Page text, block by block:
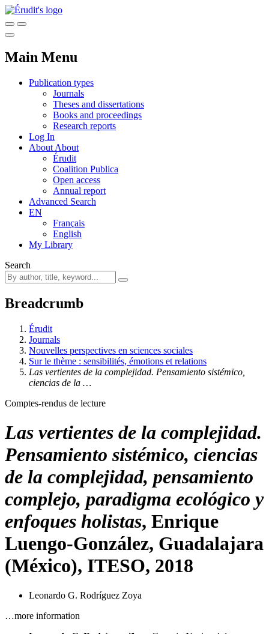
Main Menu
Publication types
Journals
Theses and dissertations
Books and proceedings
Research reports
Log In
About About
Érudit
Coalition Publica
Open access
Annual report
Advanced Search
EN
Français
English
My Library
Search
Breadcrumb
Érudit
Journals
Nouvelles perspectives en sciences sociales
Sur le thème : sensibilités, émotions et relations
Las vertientes de la complejidad. Pensamiento sistémico,
ciencias de la …
Comptes-rendus de lecture
Las vertientes de la complejidad.
Pensamiento sistémico, ciencias
de la complejidad, pensamiento
complejo, paradigma ecológico y
enfoques holistas, Enrique
Luengo-González, Guadalajara
(México), ITESO, 2018
Leonardo G. Rodríguez Zoya
…more information